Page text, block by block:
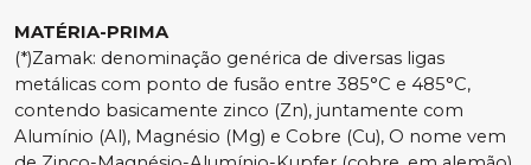
MATÉRIA-PRIMA
(*)Zamak: denominação genérica de diversas ligas
metálicas com ponto de fusão entre 385°C e 485°C,
contendo basicamente zinco (Zn), juntamente com
Alumínio (Al), Magnésio (Mg) e Cobre (Cu), O nome vem